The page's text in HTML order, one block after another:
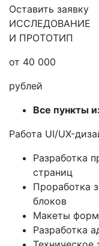
Оставить заявку
ИССЛЕДОВАНИЕ
И ПРОТОТИП
от 40 000
рублей
Все пункты
Работа UI/UX-
Разработка
страниц
Проработка
блоков
Макеты
Разработка